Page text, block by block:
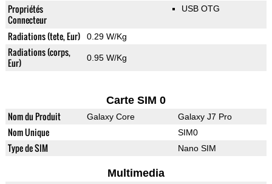
Propriétés
Connecteur
USB OTG
Radiations (tete, Eur) 0.29 W/Kg
Radiations (corps,
Eur)
0.95 W/Kg
Carte SIM 0
Nom du Produit Galaxy Core Galaxy J7 Pro
Nom Unique SIM0
Type de SIM Nano SIM
Multimedia